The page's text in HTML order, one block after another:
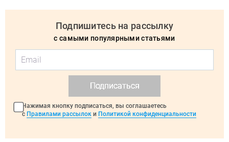
Подпишитесь на рассылку
с самыми популярными статьями
Подписаться
Нажимая кнопку подписаться, вы соглашаетесь
с Правилами рассылок и Политикой конфиденциальности